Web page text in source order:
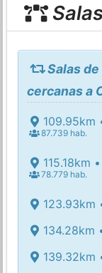
Salas de
cercanas a
109.95km
87.739 hab.
115.18km •
78.779 hab.
123.93km
134.28km
139.32km